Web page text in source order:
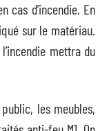
cas d’incendie. En
sur le matériau.
mettra du
les meubles,